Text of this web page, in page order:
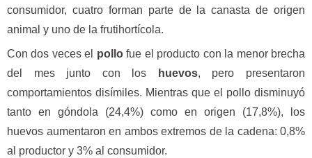
consumidor, cuatro forman parte de la canasta de origen
animal y uno de la frutihortícola.
Con dos veces el pollofue el producto con la menor brecha
del mes junto con los
huevos, pero presentaron
comportamientos disímiles. Mientras que el pollo disminuyó
tanto en góndola (24,4%) como en origen (17,8%), los
huevos aumentaron en ambos extremos de la cadena: 0,8%
al productor y 3% al consumidor.